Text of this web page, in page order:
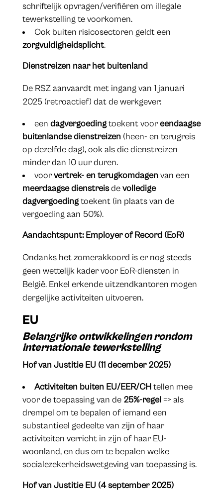
schriftelijk opvragen/verifiëren om illegale
tewerkstelling te voorkomen.
Ook buiten risicosectoren geldt een
zorgvuldigheidsplicht.
Dienstreizen naar het buitenland
De RSZ aanvaardt met ingang van 1 januari
2025 (retroactief) dat de werkgever:
een dagvergoedingtoekent vooreendaagse
buitenlandse dienstreizen (heen- en terugreis
op dezelfde dag), ook als die dienstreizen
minder dan 10 uur duren.
voorvertrek- en terugkomdagen van een
meerdaagse dienstreisdevolledige
dagvergoedingtoekent (in plaats van de
vergoeding aan 50%).
Aandachtspunt: Employer of Record (EoR)
Ondanks het zomerakkoord is er nog steeds
geen wettelijk kader voor EoR-diensten in
België. Enkel erkende uitzendkantoren mogen
dergelijke activiteiten uitvoeren.
EU
Belangrijke ontwikkelingen rondom
internationale tewerkstelling
Hof van Justitie EU (11 december 2025)
Activiteiten buiten EU/EER/CH tellen mee
voor de toepassing van de 25%-regel => als
drempel om te bepalen of iemand een
substantieel gedeelte van zijn of haar
activiteiten verricht in zijn of haar EU-
woonland, en dus om te bepalen welke
socialezekerheidswetgeving van toepassing is.
Hof van Justitie EU (4 september 2025)